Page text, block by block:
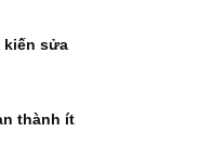
kiến sửa
thành ít